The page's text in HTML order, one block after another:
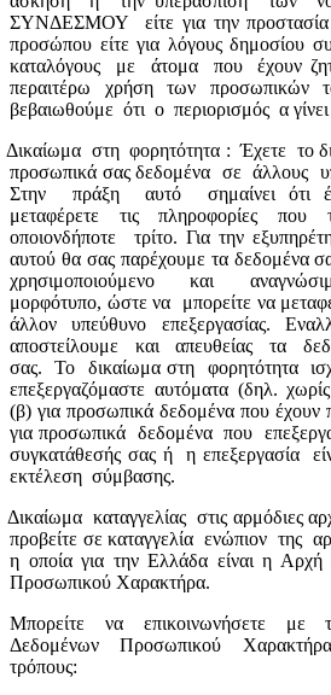
ΣΥΝΔΕΣΜΟΥ
είτε για την
προσώπου είτε για λόγους δημοσίου
καταλόγους
με άτομα που
έχουν
περαιτέρω
χρήση των προσωπικών
βεβαιωθούμε ότι ο περιορισμός α γίνει
Δικαίωμα στη φορητότητα : Έχετε το
προσωπικά σας δεδομένα σε άλλους
Στην
πράξη αυτό
σημαίνει ότι
μεταφέρετε
τις πληροφορίες που
οποιονδήποτε
τρίτο. Για την
αυτού θα σας παρέχουμε τα δεδομένα
χρησιμοποιούμενο
και
μορφότυπο, ώστε να
μπορείτε να
άλλον υπεύθυνο επεξεργασίας.
αποστείλουμε
και απευθείας τα
σας.
Το δικαίωμα στη φορητότητα
επεξεργαζόμαστε αυτόματα (δηλ.
(β) για προσωπικά δεδομένα που έχουν
για προσωπικά δεδομένα που
συγκατάθεσής σας ή
η επεξεργασία
εκτέλεση σύμβασης.
Δικαίωμα καταγγελίας στις αρμόδιες
προβείτε σε καταγγελία ενώπιον της
η οποία για την Ελλάδα είναι η Αρχή
Προσωπικού Χαρακτήρα.
Μπορείτε
να επικοινωνήσετε με
Δεδομένων
Προσωπικού Χαρακτήρα
τρόπους: